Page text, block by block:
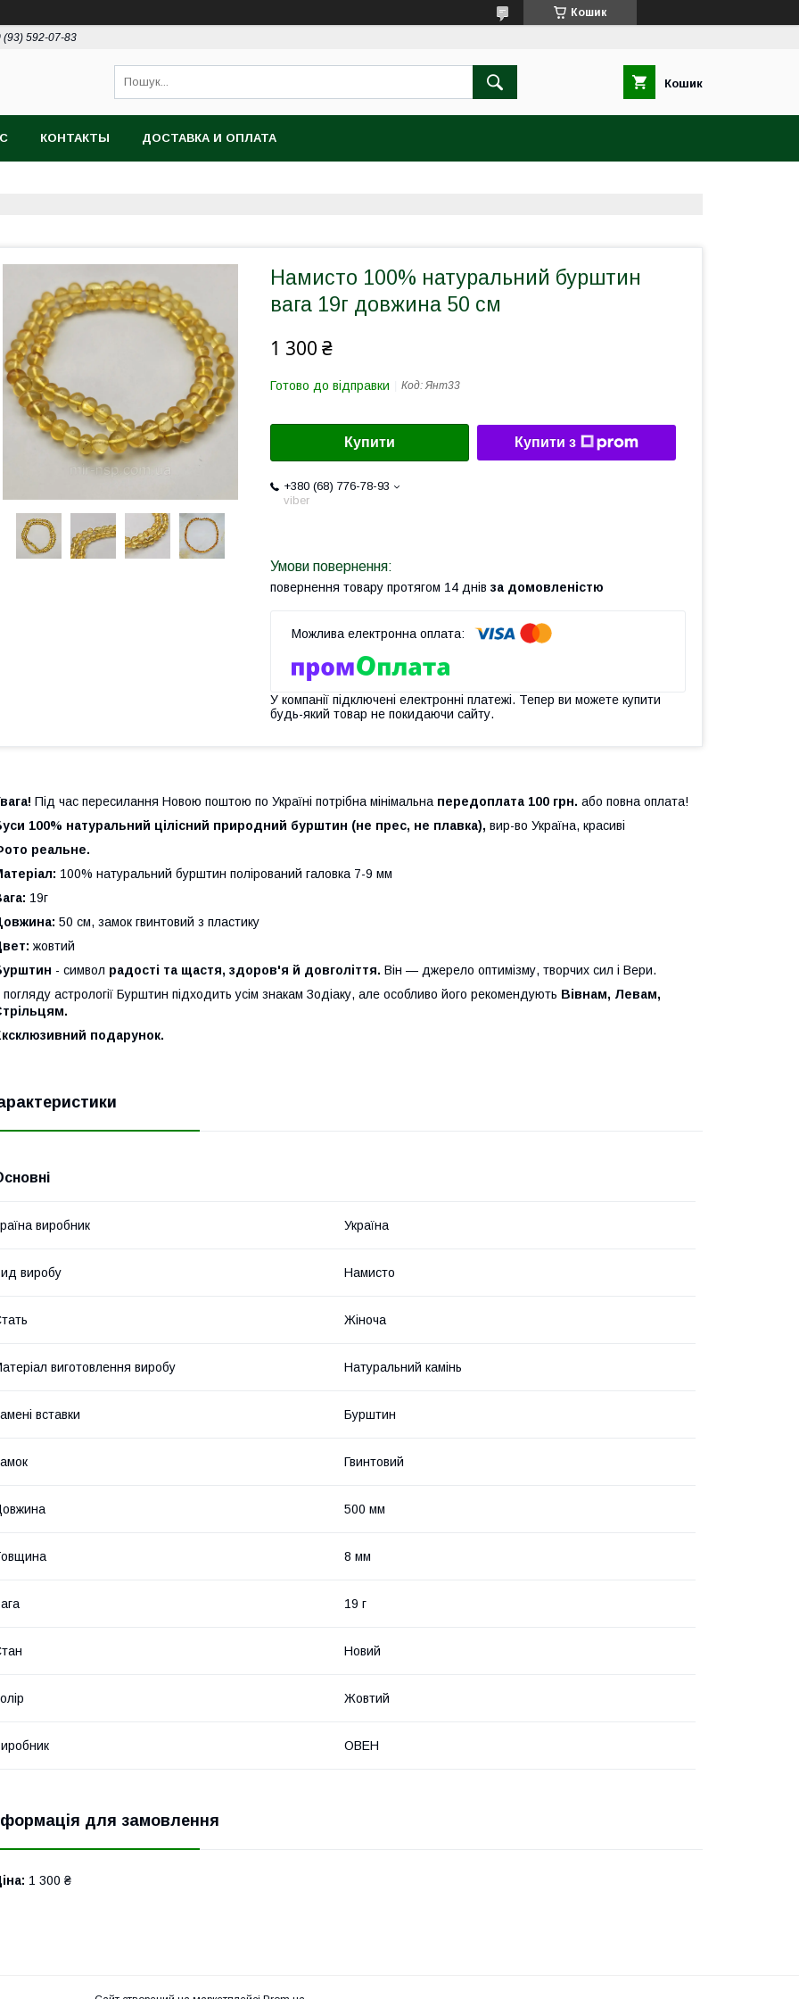
Кошик
(93) 592-07-83
Кошик
КОНТАКТЫ ДОСТАВКА И ОПЛАТА
Намисто 100% натуральний бурштин
вага 19г довжина 50 см
1 300 ₴
Готово до відправки Код:Янт33
Купити Купити з
+380 (68) 776-78-93
viber
повернення товару протягом 14 днів за домовленістю
У компанії підключені електронні платежі. Тепер ви можете купити
будь-який товар не покидаючи сайту.
Під час пересилання Новою поштою по Україні потрібна мінімальна передоплата 100 грн. або повна оплата!
100% натуральний цілісний природний бурштин (не прес, не плавка), вир-во Україна, красиві
реальне.
100% натуральний бурштин полірований галовка 7-9 мм
19г
50 см, замок гвинтовий з пластику
жовтий
- символ радості та щастя, здоров'я й довголіття. Він — джерело оптимізму, творчих сил і Вери.
погляду астрології Бурштин підходить усім знакам Зодіаку, але особливо його рекомендують Вівнам, Левам,
подарунок.
виробник Україна
виробу Намисто
Жіноча
виготовлення виробу Натуральний камінь
вставки Бурштин
Гвинтовий
500 мм
8 мм
19 г
Новий
Жовтий
ОВЕН
для замовлення
1 300 ₴